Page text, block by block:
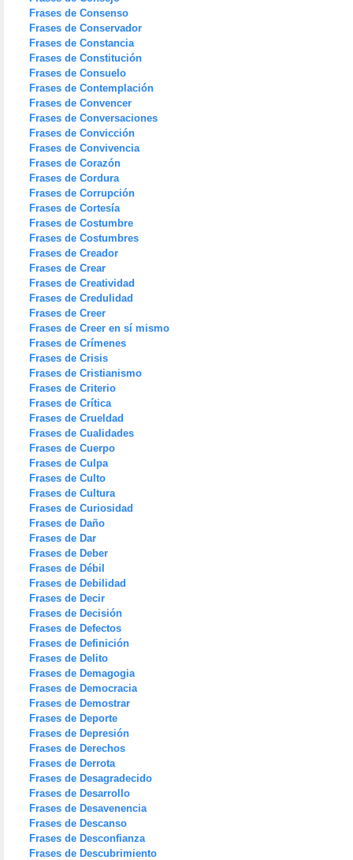
Frases de Consenso
Frases de Conservador
Frases de Constancia
Frases de Constitución
Frases de Consuelo
Frases de Contemplación
Frases de Convencer
Frases de Conversaciones
Frases de Convicción
Frases de Convivencia
Frases de Corazón
Frases de Cordura
Frases de Corrupción
Frases de Cortesía
Frases de Costumbre
Frases de Costumbres
Frases de Creador
Frases de Crear
Frases de Creatividad
Frases de Credulidad
Frases de Creer
Frases de Creer en sí mismo
Frases de Crímenes
Frases de Crisis
Frases de Cristianismo
Frases de Criterio
Frases de Crítica
Frases de Crueldad
Frases de Cualidades
Frases de Cuerpo
Frases de Culpa
Frases de Culto
Frases de Cultura
Frases de Curiosidad
Frases de Daño
Frases de Dar
Frases de Deber
Frases de Débil
Frases de Debilidad
Frases de Decir
Frases de Decisión
Frases de Defectos
Frases de Definición
Frases de Delito
Frases de Demagogia
Frases de Democracia
Frases de Demostrar
Frases de Deporte
Frases de Depresión
Frases de Derechos
Frases de Derrota
Frases de Desagradecido
Frases de Desarrollo
Frases de Desavenencia
Frases de Descanso
Frases de Desconfianza
Frases de Descubrimiento